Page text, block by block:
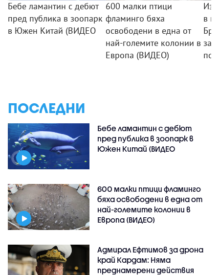
Бебе ламантин с дебют
пред публика в зоопарк
в Южен Китай (ВИДЕО
600 малки птици
фламинго бяха
освободени в една от
най-големите колонии в
Европа (ВИДЕО)
в
ПОСЛЕДНИ
Бебе ламантин с дебют
пред публика в зоопарк в
Южен Китай (ВИДЕО
600 малки птици фламинго
бяха освободени в една от
най-големите колонии в
Европа (ВИДЕО)
Адмирал Ефтимов за дрона
край Кардам: Няма
преднамерени действия